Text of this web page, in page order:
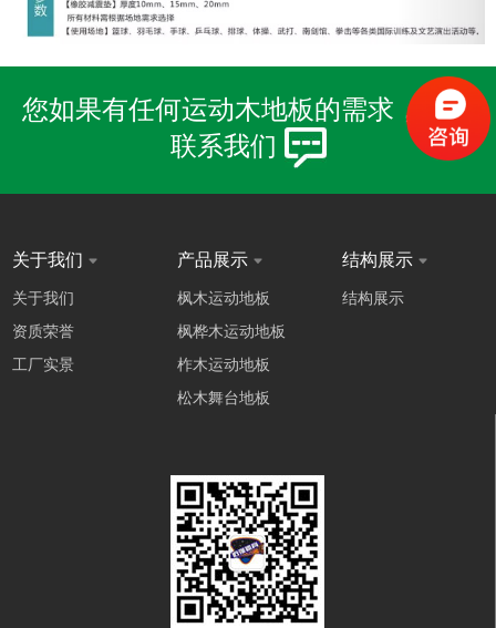
您如果有任何运动木地板的需求，马上
联系我们
关于我们
关于我们
资质荣誉
工厂实景
产品展示
枫木运动地板
枫桦木运动地板
柞木运动地板
松木舞台地板
结构展示
结构展示